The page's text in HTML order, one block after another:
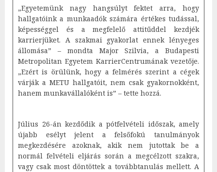
„Egyetemünk nagy hangsúlyt fektet arra, hogy
hallgatóink a munkaadók számára értékes tudással,
képességgel és a megfelelő attitűddel kezdjék
karrierjüket. A szakmai gyakorlat ennek lényeges
állomása” – mondta Major Szilvia, a Budapesti
Metropolitan Egyetem KarrierCentrumának vezetője.
„Ezért is örülünk, hogy a felmérés szerint a cégek
várják a METU hallgatóit, nem csak gyakornokként,
hanem munkavállalóként is” – tette hozzá.
Július 26-án kezdődik a pótfelvételi időszak, amely
újabb esélyt jelent a felsőfokú tanulmányok
megkezdésére azoknak, akik nem jutottak be a
normál felvételi eljárás során a megcélzott szakra,
vagy csak most döntöttek a továbbtanulás mellett. A